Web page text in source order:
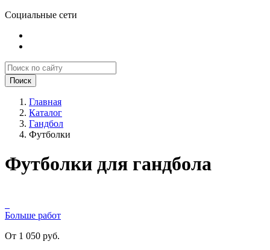
Социальные сети
Поиск
Главная
Каталог
Гандбол
Футболки
Футболки для гандбола
Больше работ
От 1 050 руб.